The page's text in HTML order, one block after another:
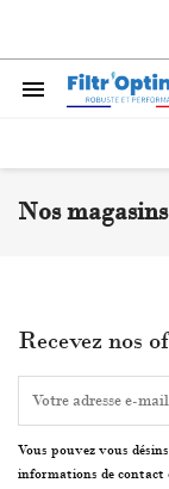

Nos magasins
Recevez nos
Vous pouvez vous
informations de contact